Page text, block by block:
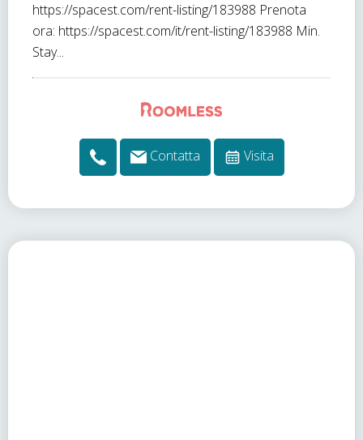
https://spacest.com/rent-listing/183988 Prenota
ora: https://spacest.com/it/rent-listing/183988 Min.
Stay...
Contatta Visita